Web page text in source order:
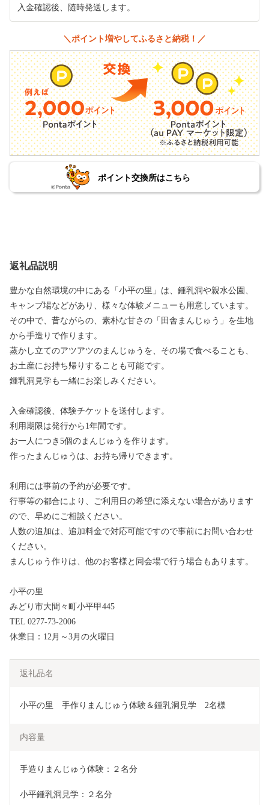
入金確認後、随時発送します。
＼ポイント増やしてふるさと納税！／
ポイント交換所はこちら
返礼品説明
豊かな自然環境の中にある「小平の里」は、鍾乳洞や親水公園、
キャンプ場などがあり、様々な体験メニューも用意しています。
その中で、昔ながらの、素朴な甘さの「田舎まんじゅう」を生地
から手造りで作ります。
蒸かし立てのアツアツのまんじゅうを、その場で食べることも、
お土産にお持ち帰りすることも可能です。
鍾乳洞見学も一緒にお楽しみください。
入金確認後、体験チケットを送付します。
利用期限は発行から1年間です。
お一人につき5個のまんじゅうを作ります。
作ったまんじゅうは、お持ち帰りできます。
利用には事前の予約が必要です。
行事等の都合により、ご利用日の希望に添えない場合があります
ので、早めにご相談ください。
人数の追加は、追加料金で対応可能ですので事前にお問い合わせ
ください。
まんじゅう作りは、他のお客様と同会場で行う場合もあります。
小平の里
みどり市大間々町小平甲445
TEL 0277-73-2006
休業日：12月～3月の火曜日
返礼品名
小平の里　手作りまんじゅう体験＆鍾乳洞見学　2名様
内容量
手造りまんじゅう体験：２名分
小平鍾乳洞見学：２名分